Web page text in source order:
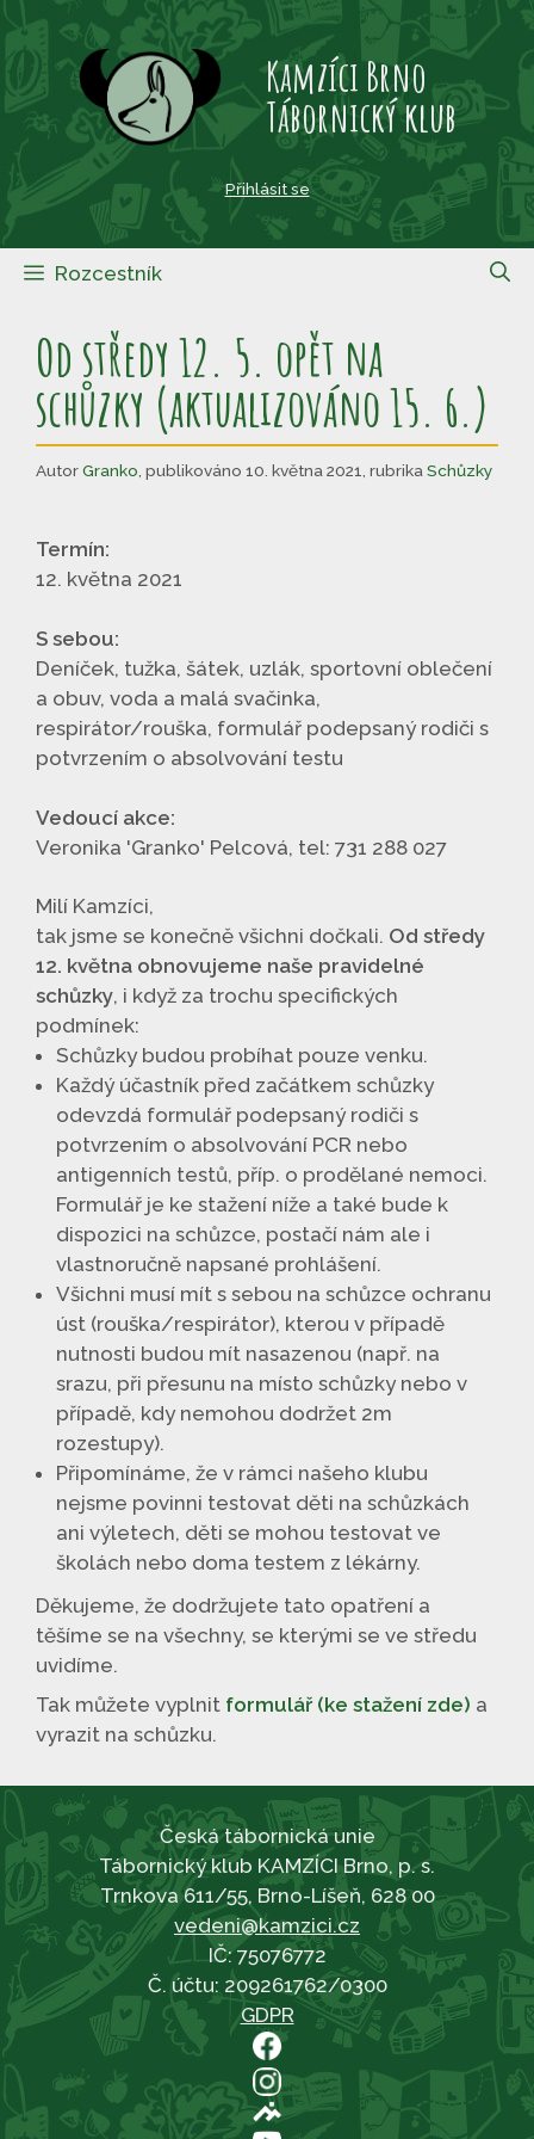
Přeskočit
obsah
Kamzíci Brno
Tábornický klub
Přihlásit se
Rozcestník
Od středy 12. 5. opět na
schůzky (aktualizováno 15. 6.)
AutorGranko publikováno 10. května 2021 rubrika Schůzky
Termín:
12. května 2021
S sebou:
Deníček, tužka, šátek, uzlák, sportovní oblečení
a obuv, voda a malá svačinka,
respirátor/rouška, formulář podepsaný rodiči s
potvrzením o absolvování testu
Vedoucí akce:
Veronika 'Granko' Pelcová, tel: 731 288 027
Milí Kamzíci,
tak jsme se konečně všichni dočkali. Od středy
12. května obnovujeme naše pravidelné
schůzky, i když za trochu specifických
podmínek:
Schůzky budou probíhat pouze venku.
Každý účastník před začátkem schůzky
odevzdá formulář podepsaný rodiči s
potvrzením o absolvování PCR nebo
antigenních testů, příp. o prodělané nemoci.
Formulář je ke stažení níže a také bude k
dispozici na schůzce, postačí nám ale i
vlastnoručně napsané prohlášení.
Všichni musí mít s sebou na schůzce ochranu
úst (rouška/respirátor), kterou v případě
nutnosti budou mít nasazenou (např. na
srazu, při přesunu na místo schůzky nebo v
případě, kdy nemohou dodržet 2m
rozestupy).
Připomínáme, že v rámci našeho klubu
nejsme povinni testovat děti na schůzkách
ani výletech, děti se mohou testovat ve
školách nebo doma testem z lékárny.
Děkujeme, že dodržujete tato opatření a
těšíme se na všechny, se kterými se ve středu
uvidíme.
Tak můžete vyplnit formulář (ke stažení zde) a
vyrazit na schůzku.
Česká tábornická unie
Tábornický klub KAMZÍCI Brno, p. s.
Trnkova 611/55, Brno-Líšeň, 628 00
vedeni@kamzici.cz
IČ: 75076772
Č. účtu: 209261762/0300
GDPR